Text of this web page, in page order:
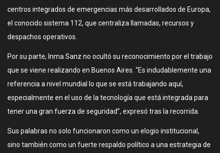
centros integrados de emergencias más desarrollados de Europa,
el conocido sistema 112, que centraliza llamadas, recursos y
despachos operativos.
Por su parte, Inma Sanz no ocultó su reconocimiento por el trabajo
que se viene realizando en Buenos Aires. “Es indudablemente una
referencia a nivel mundial lo que se está trabajando aquí,
especialmente en el uso de la tecnología que está integrada para
tener una gran fuerza de seguridad”, expresó tras la recorrida.
Sus palabras no solo funcionaron como un elogio institucional,
sino también como un fuerte respaldo político a una estrategia de